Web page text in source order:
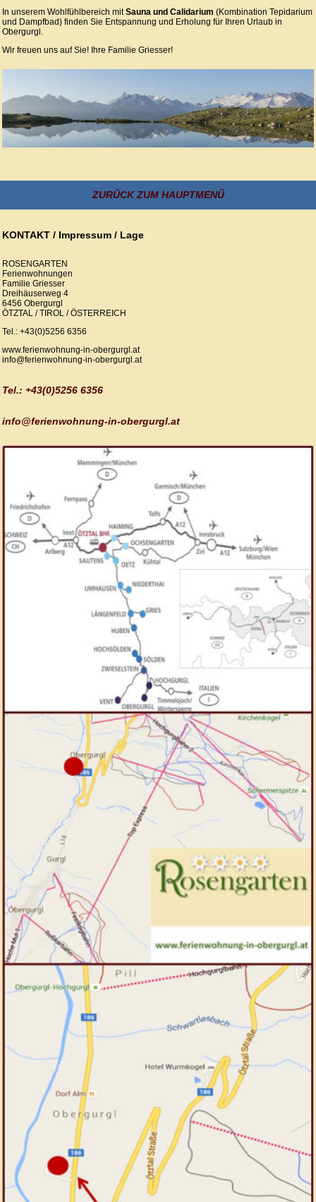
In unserem Wohlfühlbereich mitSauna und Calidarium (Kombination Tepidarium
und Dampfbad) finden Sie Entspannung und Erholung für Ihren Urlaub in
Obergurgl.
Wir freuen uns auf Sie! Ihre Familie Griesser!
ZURÜCK ZUM HAUPTMENÜ
KONTAKT / Impressum / Lage
ROSENGARTEN
Ferienwohnungen
Familie Griesser
Dreihäuserweg 4
6456 Obergurgl
ÖTZTAL / TIROL / ÖSTERREICH
Tel.: +43(0)5256 6356
www.ferienwohnung-in-obergurgl.at
info@ferienwohnung-in-obergurgl.at
Tel.: +43(0)5256 6356
info@ferienwohnung-in-obergurgl.at